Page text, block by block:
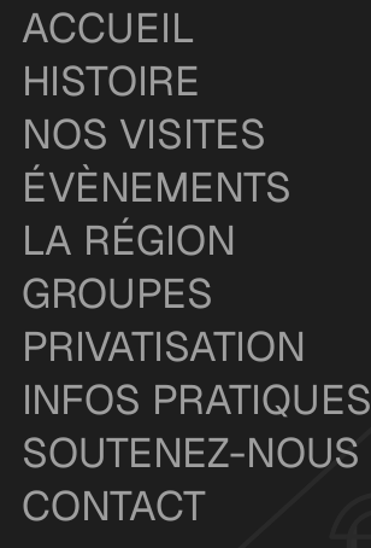
ACCUEIL
HISTOIRE
NOS VISITES
ÉVÈNEMENTS
LA RÉGION
GROUPES
PRIVATISATION
INFOS PRATIQUES
SOUTENEZ-NOUS
CONTACT